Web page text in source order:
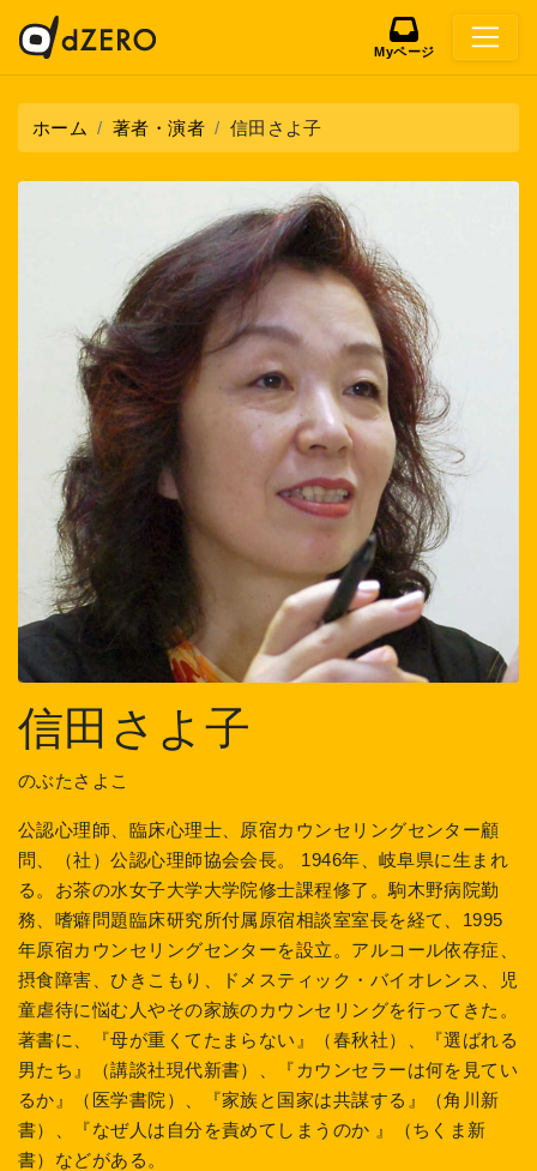
Myページ
ホーム 著者・演者 信田さよ子
信田さよ子
のぶたさよこ
公認心理師、臨床心理士、原宿カウンセリングセンター顧
問、（社）公認心理師協会会長。 1946年、岐阜県に生まれ
る。お茶の水女子大学大学院修士課程修了。駒木野病院勤
務、嗜癖問題臨床研究所付属原宿相談室室長を経て、1995
年原宿カウンセリングセンターを設立。アルコール依存症、
摂食障害、ひきこもり、ドメスティック・バイオレンス、児
童虐待に悩む人やその家族のカウンセリングを行ってきた。
著書に、『母が重くてたまらない』（春秋社）、『選ばれる
男たち』（講談社現代新書）、『カウンセラーは何を見てい
るか』（医学書院）、『家族と国家は共謀する』（角川新
書）、『なぜ人は自分を責めてしまうのか 』（ちくま新
書）などがある。